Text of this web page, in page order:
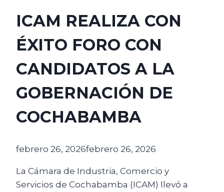
ICAM REALIZA CON
ÉXITO FORO CON
CANDIDATOS A LA
GOBERNACIÓN DE
COCHABAMBA
febrero 26, 2026febrero 26, 2026
La Cámara de Industria, Comercio y
Servicios de Cochabamba (ICAM) llevó a